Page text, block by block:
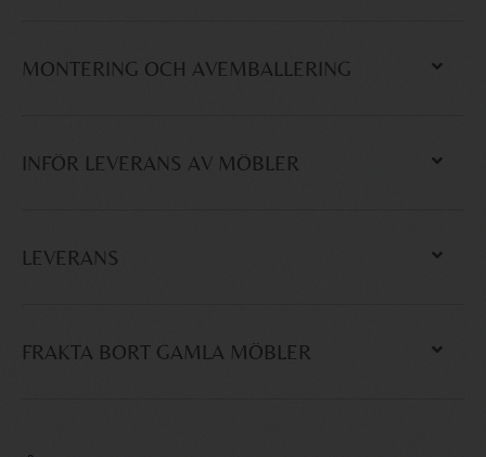
MONTERING OCH AVEMBALLERING
INFÖR LEVERANS AV MÖBLER
LEVERANS
FRAKTA BORT GAMLA MÖBLER